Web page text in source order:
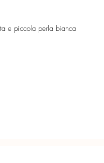
e piccola perla bianca